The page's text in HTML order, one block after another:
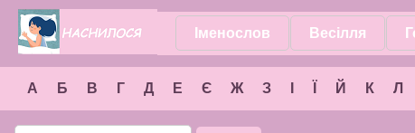
Іменослов Весілля
А Б В Г Д Е Є Ж З Й К Л